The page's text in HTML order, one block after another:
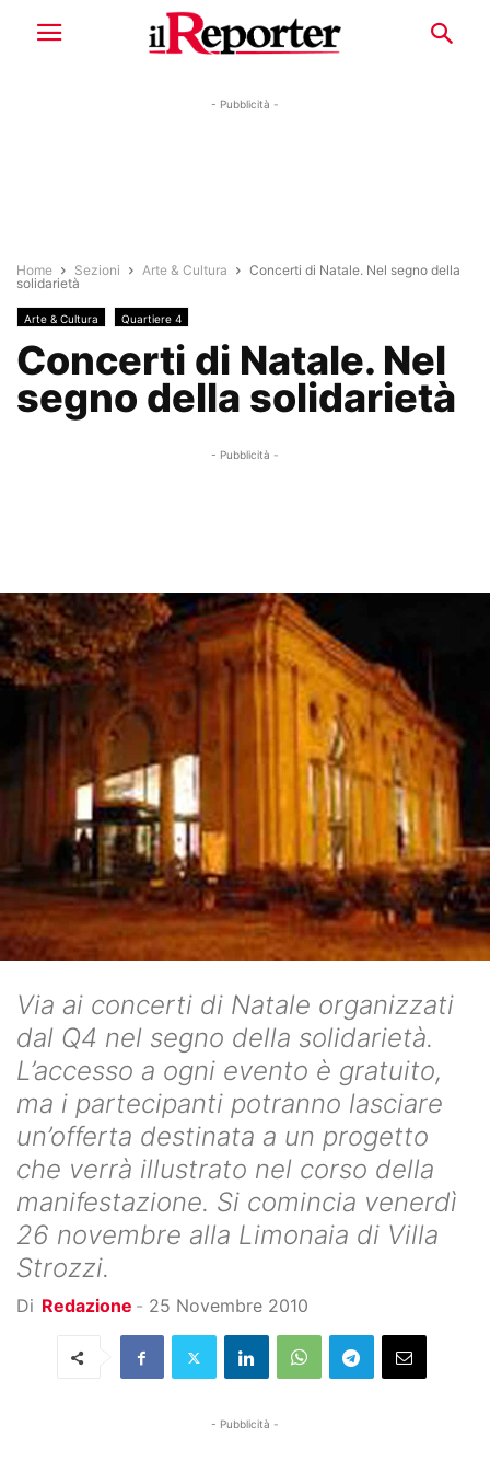
- Pubblicità -
Home Sezioni Arte & Cultura
Concerti di Natale. Nel segno della
solidarietà
Arte & Cultura Quartiere 4
Concerti di Natale. Nel
segno della solidarietà
- Pubblicità -
Via ai concerti di Natale organizzati
dal Q4 nel segno della solidarietà.
L’accesso a ogni evento è gratuito,
ma i partecipanti potranno lasciare
un’offerta destinata a un progetto
che verrà illustrato nel corso della
manifestazione. Si comincia venerdì
26 novembre alla Limonaia di Villa
Strozzi.
Di Redazione - 25 Novembre 2010
- Pubblicità -